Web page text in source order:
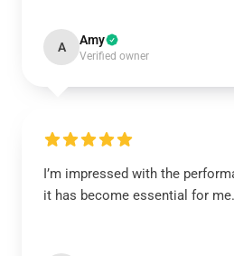
A Amy
Verified owner
I’m impressed with the
it has become essential for me.